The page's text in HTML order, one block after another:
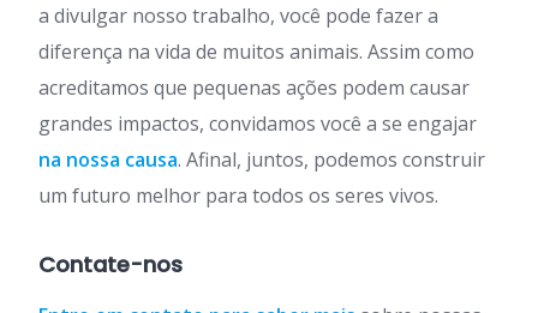
a divulgar nosso trabalho, você pode fazer a
diferença na vida de muitos animais. Assim como
acreditamos que pequenas ações podem causar
grandes impactos, convidamos você a se engajar
na nossa causa. Afinal, juntos, podemos construir
um futuro melhor para todos os seres vivos.
Contate-nos